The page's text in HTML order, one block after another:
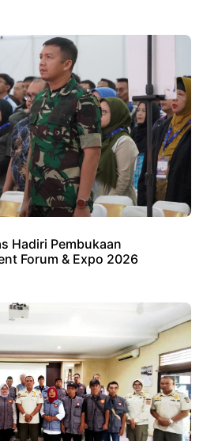
Hadiri Pembukaan
Forum & Expo 2026